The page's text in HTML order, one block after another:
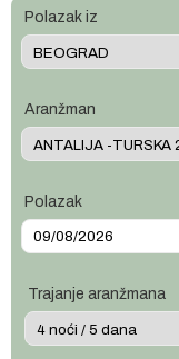
Polazak iz
Aranžman
Polazak
Trajanje aranžmana